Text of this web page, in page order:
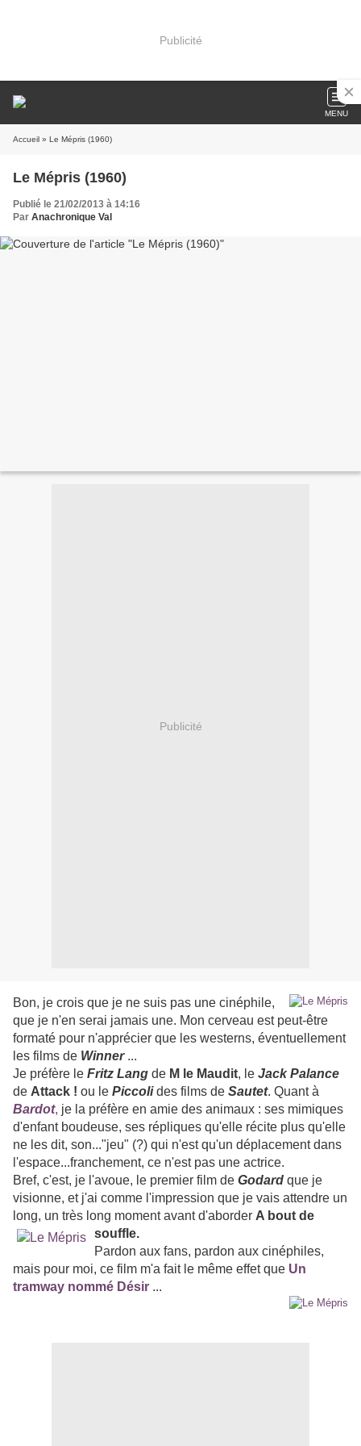
Publicité
MENU
Accueil » Le Mépris (1960)
Le Mépris (1960)
Publié le 21/02/2013 à 14:16
Par Anachronique Val
Publicité
Bon, je crois que je ne suis pas une cinéphile,
que je n'en serai jamais une. Mon cerveau est peut-être
formaté pour n'apprécier que les westerns, éventuellement
les films de Winner ...
Je préfère le Fritz Lang de M le Maudit, le Jack Palance
de Attack ! ou le Piccoli des films de Sautet. Quant à
Bardot, je la préfère en amie des animaux : ses mimiques
d'enfant boudeuse, ses répliques qu'elle récite plus qu'elle
ne les dit, son..."jeu" (?) qui n'est qu'un déplacement dans
l'espace...franchement, ce n'est pas une actrice.
Bref, c'est, je l'avoue, le premier film de Godard que je
visionne, et j'ai comme l'impression que je vais attendre un
long, un très long moment avant d'aborder A bout de
souffle.
Pardon aux fans, pardon aux cinéphiles,
mais pour moi, ce film m'a fait le même effet que Un
tramway nommé Désir ...